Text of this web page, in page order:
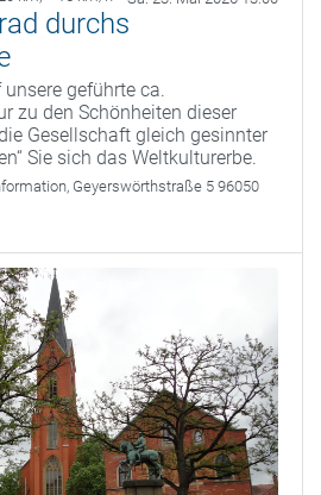
durchs
geführte ca.
zu den Schönheiten dieser
Gesellschaft gleich gesinnter
Sie sich das Weltkulturerbe.
Geyerswörthstraße 5 96050